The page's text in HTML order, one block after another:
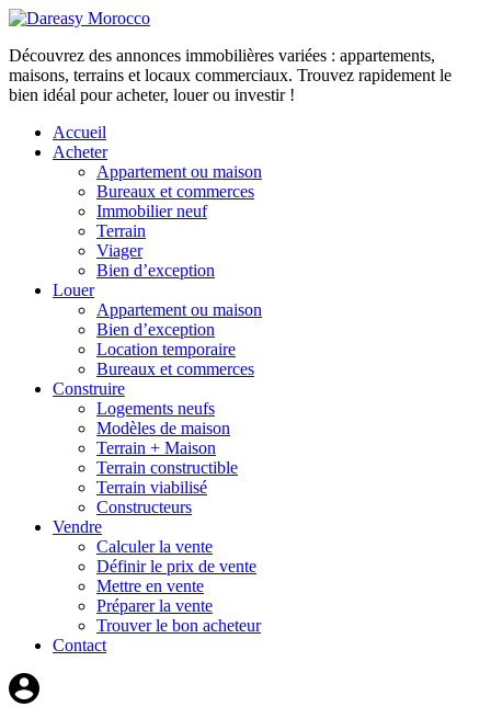
Découvrez des annonces immobilières variées : appartements,
maisons, terrains et locaux commerciaux. Trouvez rapidement le
bien idéal pour acheter, louer ou investir !
Accueil
Acheter
Appartement ou maison
Bureaux et commerces
Immobilier neuf
Terrain
Viager
Bien d’exception
Louer
Appartement ou maison
Bien d’exception
Location temporaire
Bureaux et commerces
Construire
Logements neufs
Modèles de maison
Terrain + Maison
Terrain constructible
Terrain viabilisé
Constructeurs
Vendre
Calculer la vente
Définir le prix de vente
Mettre en vente
Préparer la vente
Trouver le bon acheteur
Contact